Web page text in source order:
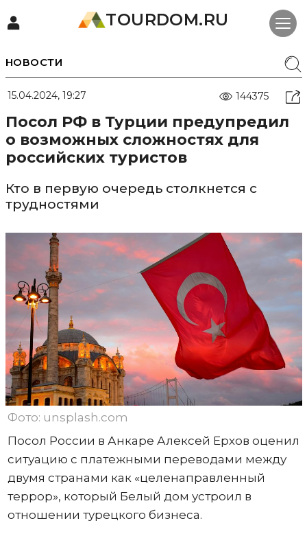
TOURDOM.RU
НОВОСТИ
15.04.2024, 19:27 144375
Посол РФ в Турции предупредил
о возможных сложностях для
российских туристов
Кто в первую очередь столкнется с
трудностями
Фото: unsplash.com
Посол России в Анкаре Алексей Ерхов оценил
ситуацию с платежными переводами между
двумя странами как «целенаправленный
террор», который Белый дом устроил в
отношении турецкого бизнеса.